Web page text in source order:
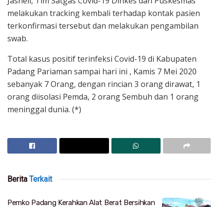
melakukan tracking kembali terhadap kontak pasien
terkonfirmasi tersebut dan melakukan pengambilan
swab.
Total kasus positif terinfeksi Covid-19 di Kabupaten
Padang Pariaman sampai hari ini , Kamis 7 Mei 2020
sebanyak 7 Orang, dengan rincian 3 orang dirawat, 1
orang diisolasi Pemda, 2 orang Sembuh dan 1 orang
meninggal dunia. (*)
Berita Terkait
Pemko Padang Kerahkan Alat Berat Bersihkan